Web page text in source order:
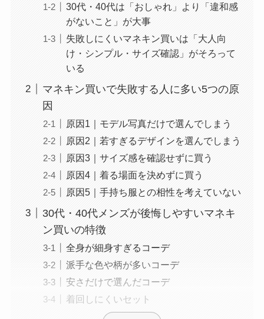
30代・40代は「おしゃれ」より「違和感
がないこと」が大事
失敗しにくいマネキン買いは「大人向
け・シンプル・サイズ確認」がそろって
いる
マネキン買いで失敗する人に多い5つの原
因
原因1｜モデル写真だけで選んでしまう
原因2｜若すぎるデザインを選んでしまう
原因3｜サイズ感を確認せずに買う
原因4｜着る場面を決めずに買う
原因5｜手持ち服との相性を考えていない
30代・40代メンズが後悔しやすいマネキ
ン買いの特徴
全身が細身すぎるコーデ
派手な色や柄が多いコーデ
安さだけで選んだコーデ
着回しにくいセット